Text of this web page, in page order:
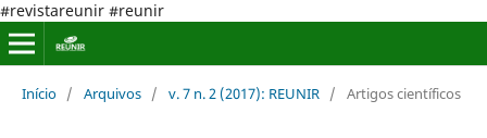
#revistareunir #reunir
Início / Arquivos / v. 7 n. 2 (2017): REUNIR / Artigos científicos